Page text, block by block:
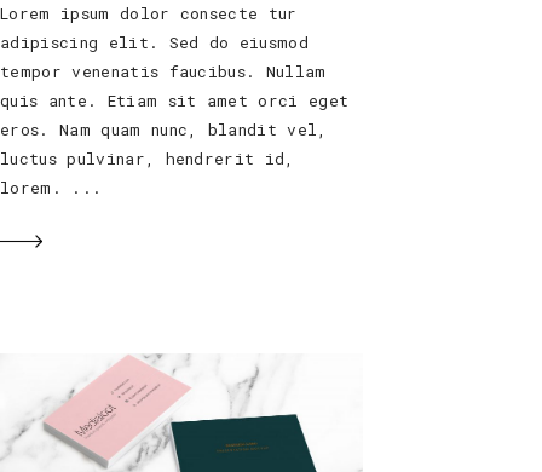
Lorem ipsum dolor consecte tur
adipiscing elit. Sed do eiusmod
tempor venenatis faucibus. Nullam
quis ante. Etiam sit amet orci eget
eros. Nam quam nunc, blandit vel,
luctus pulvinar, hendrerit id,
lorem.